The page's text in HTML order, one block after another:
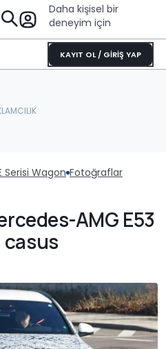
Daha kişisel bir
deneyim için
KAYIT OL / GİRİŞ YAP
Serisi Wagon Fotoğraflar
AMG E53